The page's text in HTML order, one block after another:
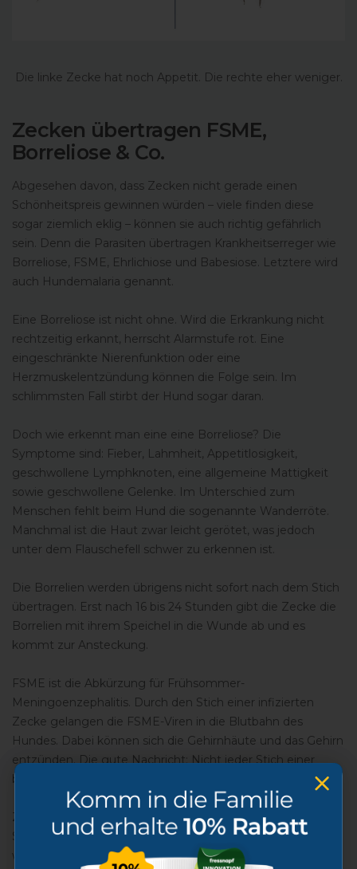
Die linke Zecke hat noch Appetit. Die rechte eher weniger.
Zecken übertragen FSME,
Borreliose & Co.
Abgesehen davon, dass Zecken nicht gerade einen
Schönheitspreis gewinnen würden – viele finden diese
sogar ziemlich eklig – können sie auch richtig gefährlich
sein. Denn die Parasiten übertragen Krankheitserreger wie
Borreliose, FSME, Ehrlichiose und Babesiose. Letztere wird
auch Hundemalaria genannt.
Eine Borreliose ist nicht ohne. Wird die Erkrankung nicht
rechtzeitig erkannt, herrscht Alarmstufe rot. Eine
eingeschränkte Nierenfunktion oder eine
Herzmuskelentzündung können die Folge sein. Im
schlimmsten Fall stirbt der Hund sogar daran.
Doch wie erkennt man eine eine Borreliose? Die
Symptome sind: Fieber, Lahmheit, Appetitlosigkeit,
geschwollene Lymphknoten, eine allgemeine Mattigkeit
sowie geschwollene Gelenke. Im Unterschied zum
Menschen fehlt beim Hund die sogenannte Wanderröte.
Manchmal ist die Haut zwar leicht gerötet, was jedoch
unter dem Flauschefell schwer zu erkennen ist.
Die Borrelien werden übrigens nicht sofort nach dem Stich
übertragen. Erst nach 16 bis 24 Stunden gibt die Zecke die
Borrelien mit ihrem Speichel in die Wunde ab und es
kommt zur Ansteckung.
FSME ist die Abkürzung für Frühsommer-
Meningoenzephalitis. Durch den Stich einer infizierten
Zecke gelangen die FSME-Viren in die Blutbahn des
Hundes. Dabei können sich die Gehirnhäute und das Gehirn
entzünden. Die gute Nachricht: Nicht jeder Stich einer
befallenen Zecke führt automatisch zu einer Ansteckung.
Zu den typischen Symptomen gehören: Hohes Fieber,
Schmerzen bei Berührungen und Verhaltensänderungen
wie Aggressivität oder Teilnahmslosigkeit. Das Problem: